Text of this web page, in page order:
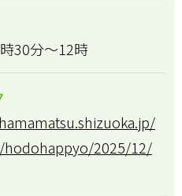
30分～12時
2025/12/